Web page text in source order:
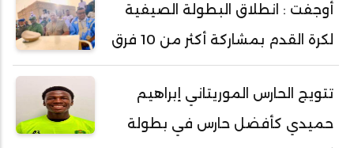
أوجفت : انطلاق البطولة الصيفية
لكرة القدم بمشاركة أكثر من 10 فرق
تتويج الحارس الموريتاني إبراهيم
حميدي كأفضل حارس في بطولة